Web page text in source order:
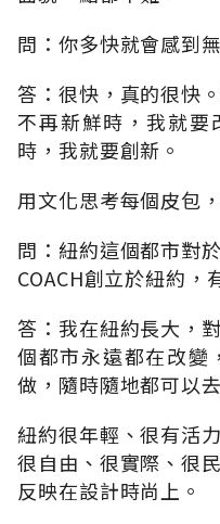
問：你多快就會感到
答：很快，真的很快
不再新鮮時，我就要
時，我就要創新。
用文化思考每個皮包
問：紐約這個都市對
COACH創立於紐約，
答：我在紐約長大，
個都市永遠都在改變
做，隨時隨地都可以
紐約很年輕、很有活
很自由、很實際、很
反映在設計時尚上。